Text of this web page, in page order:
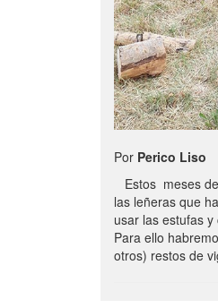
Por Perico Liso
Estos meses
las leñeras que
usar las estufas
Para ello
otros) restos de